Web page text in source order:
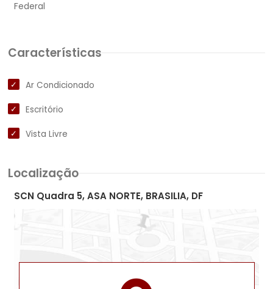
Características
Ar Condicionado
Escritório
Vista Livre
Localização
SCN Quadra 5, ASA NORTE, BRASILIA, DF